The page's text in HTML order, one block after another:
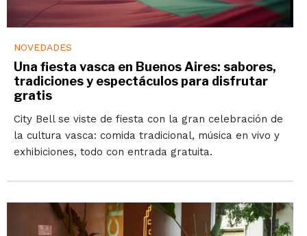
NOVEDADES
Una fiesta vasca en Buenos Aires: sabores,
tradiciones y espectáculos para disfrutar
gratis
City Bell se viste de fiesta con la gran celebración de
la cultura vasca: comida tradicional, música en vivo y
exhibiciones, todo con entrada gratuita.